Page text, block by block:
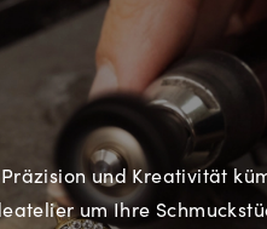
und Kreativität
um Ihre